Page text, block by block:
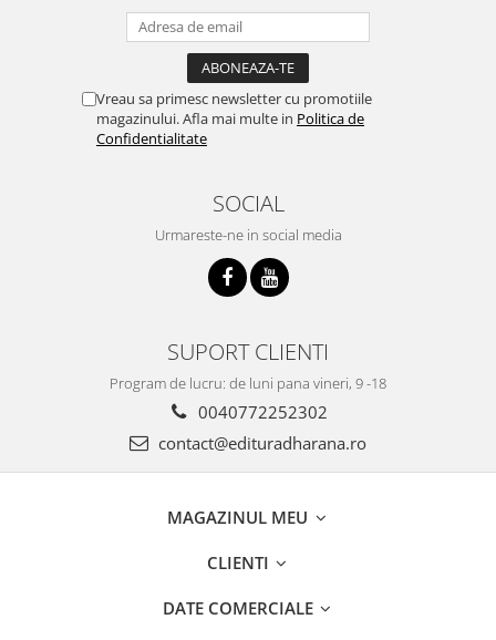
Vreau sa primesc newsletter cu promotiile
magazinului. Afla mai multe in Politica de
Confidentialitate
SOCIAL
Urmareste-ne in social media
SUPORT CLIENTI
Program de lucru: de luni pana vineri, 9 -18
0040772252302
contact@edituradharana.ro
MAGAZINUL MEU
CLIENTI
DATE COMERCIALE